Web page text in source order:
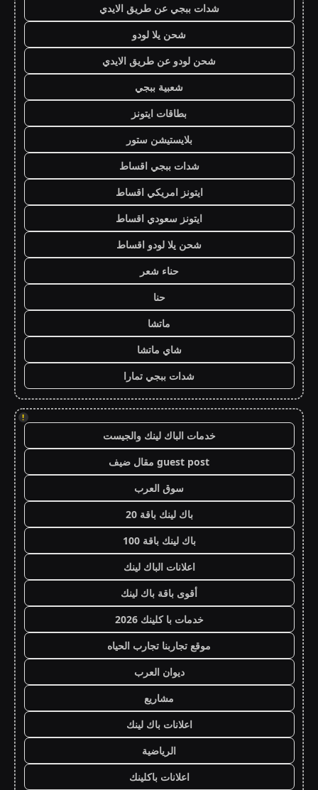
شدات ببجي عن طريق الايدي
شحن يلا لودو
شحن لودو عن طريق الايدي
شعبية ببجي
بطاقات ايتونز
بلايستيشن ستور
شدات ببجي اقساط
ايتونز امريكي اقساط
ايتونز سعودي اقساط
شحن يلا لودو اقساط
حناء شعر
حنا
ماتشا
شاي ماتشا
شدات ببجي تمارا
!
خدمات الباك لينك والجيست
guest post مقال ضيف
سوق العرب
باك لينك باقة 20
باك لينك باقة 100
اعلانات الباك لينك
أقوى باقة باك لينك
خدمات با كلينك 2026
موقع تجاربنا تجارب الحياه
ديوان العرب
مشاريع
اعلانات باك لينك
الرياضية
اعلانات باكلينك